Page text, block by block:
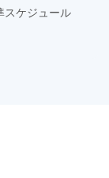
ケジュール